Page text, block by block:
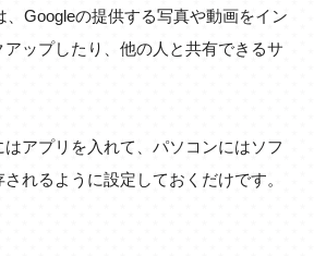
、Googleの提供する写真や動画をイン
ップしたり、他の人と共有できるサ
アプリを入れて、パソコンにはソフ
れるように設定しておくだけです。